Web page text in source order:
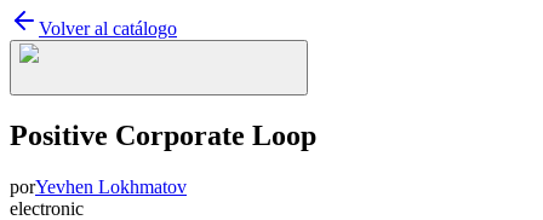
Volver al catálogo
Positive Corporate Loop
porYevhen Lokhmatov
electronic